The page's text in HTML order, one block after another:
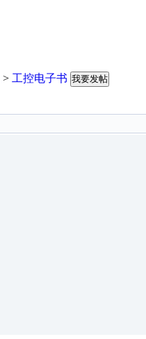
> 工控电子书 我要发帖